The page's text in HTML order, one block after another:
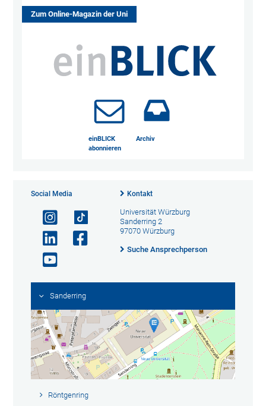
Zum Online-Magazin der Uni
einBLICK
abonnieren
Archiv
Social Media Kontakt
Universität Würzburg
Sanderring 2
97070 Würzburg
Suche Ansprechperson
Sanderring
Röntgenring